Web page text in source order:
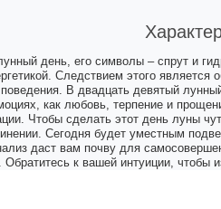
день, его символы – спрут и
Следствием этого
поведения. В двадцать девятый
как любовь, терпение и
Чтобы сделать этот день луны
Сегодня будет уместным
даст вам почву для
к вашей интуиции, чтобы